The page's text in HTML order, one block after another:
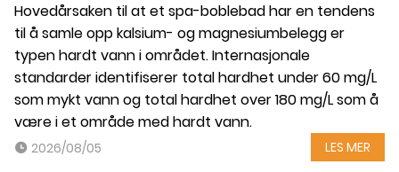
Hovedårsaken til at et spa-boblebad har en tendens
til å samle opp kalsium- og magnesiumbelegg er
typen hardt vann i området. Internasjonale
standarder identifiserer total hardhet under 60 mg/L
som mykt vann og total hardhet over 180 mg/L som å
være i et område med hardt vann.
2026/08/05 LES MER